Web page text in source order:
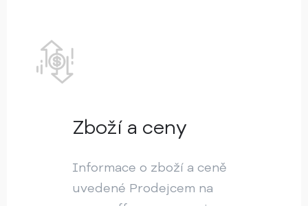
Zboží a ceny
Informace o zboží a ceně
uvedené Prodejcem na